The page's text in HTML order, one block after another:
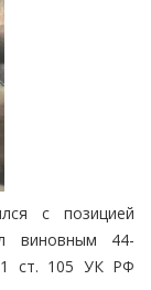
с позицией
виновным 44-
1 ст. 105 УК РФ